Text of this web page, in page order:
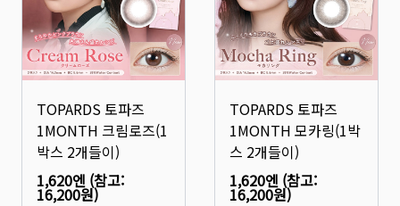
TOPARDS 토파즈
1MONTH 크림로즈(1
박스 2개들이)
1,620엔 (참고:
16,200원)
TOPARDS 토파즈
1MONTH 모카링(1박
스 2개들이)
1,620엔 (참고:
16,200원)